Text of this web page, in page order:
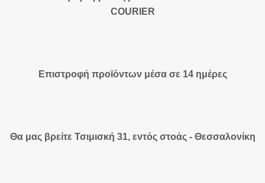
COURIER
Επιστροφή προϊόντων μέσα σε 14 ημέρες
Θα μας βρείτε Τσιμισκή 31, εντός στοάς - Θεσσαλονίκη